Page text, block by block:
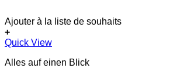
Ajouter à la liste de souhaits
+
Quick View
Alles auf einen Blick